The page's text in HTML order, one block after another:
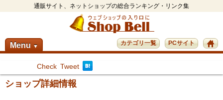
通販サイト、ネットショップの総合ランキング・リンク集
Menu ▼ PCサイト
カテゴリ一覧
Check Tweet
ショップ詳細情報